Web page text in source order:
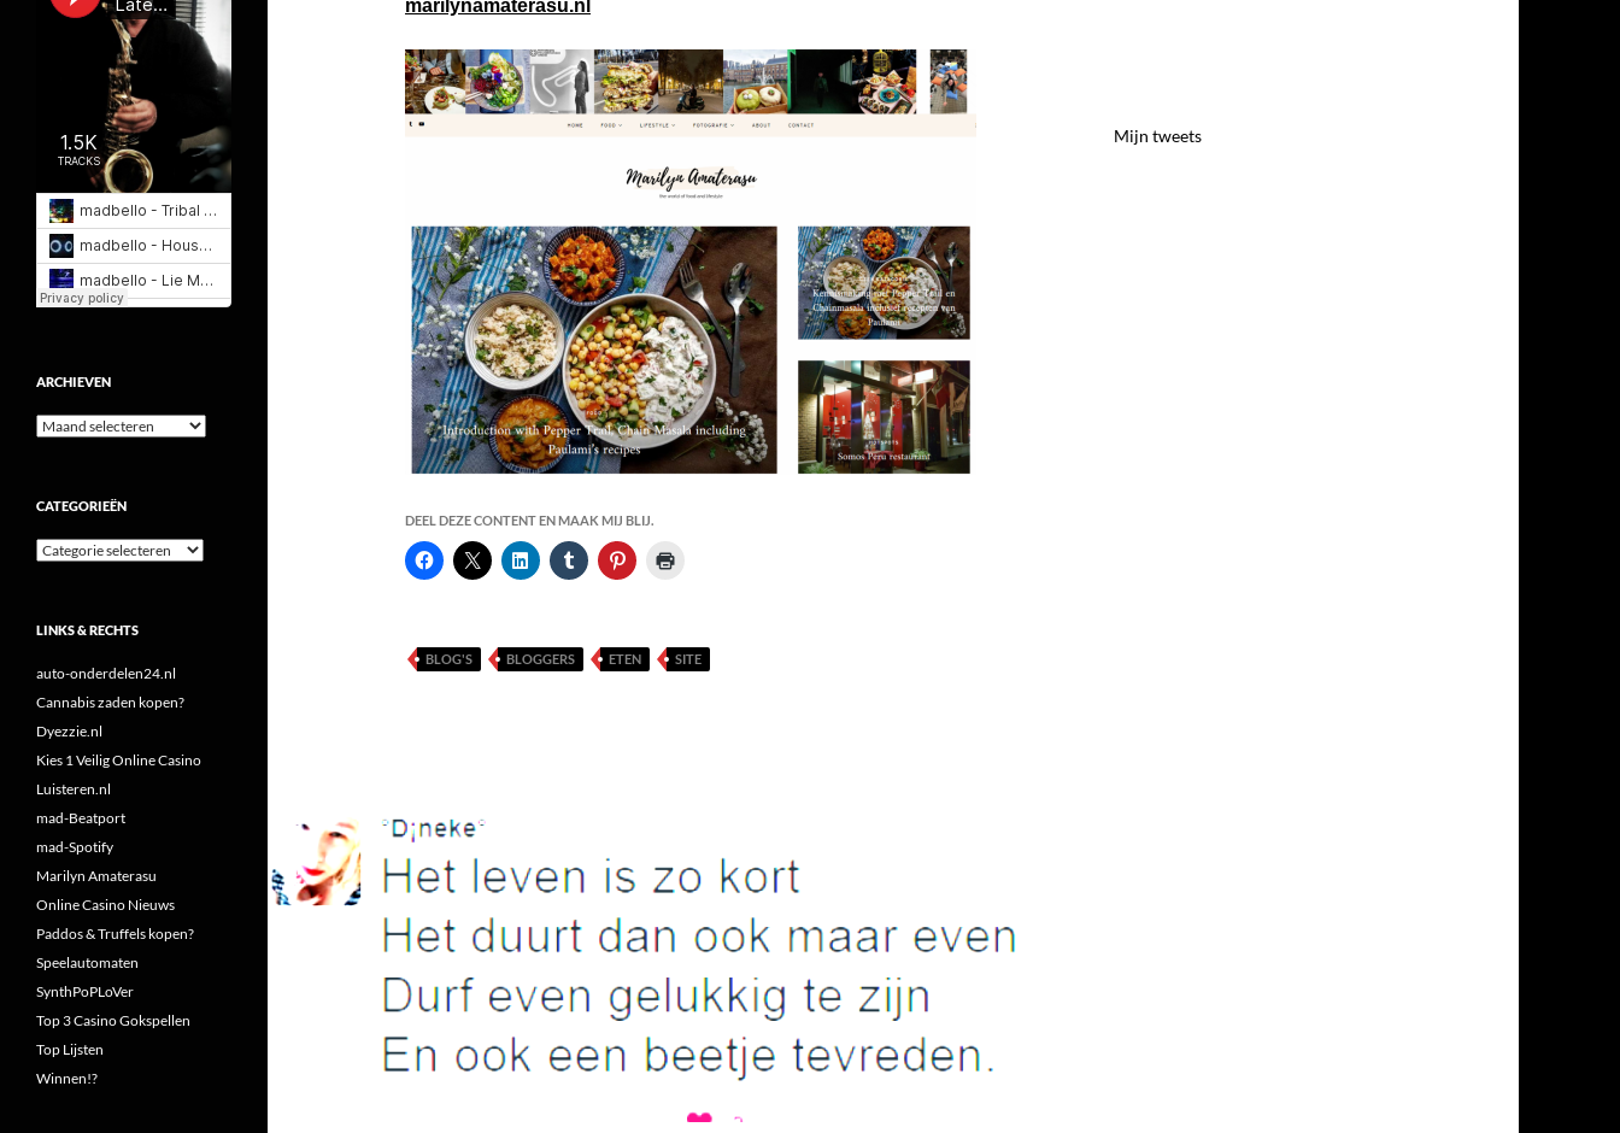
marilynamaterasu.nl
DEEL DEZE CONTENT EN MAAK MIJ BLIJ.
BLOG'S BLOGGERS ETEN SITE
Mijn tweets
ARCHIEVEN
Archieven
CATEGORIEËN
Categorieën
LINKS & RECHTS
auto-onderdelen24.nl
Cannabis zaden kopen?
Dyezzie.nl
Kies 1 Veilig Online Casino
Luisteren.nl
mad-Beatport
mad-Spotify
Marilyn Amaterasu
Online Casino Nieuws
Paddos & Truffels kopen?
Speelautomaten
SynthPoPLoVer
Top 3 Casino Gokspellen
Top Lijsten
Winnen!?